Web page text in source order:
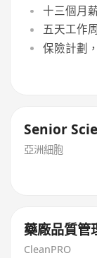
十三個月
五天工作
保險計劃
Senior
亞洲細胞
藥廠品質管
CleanPRO